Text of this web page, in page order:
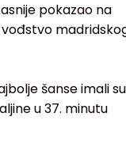
pokazao na
vođstvo
šanse imali su
u 37. minutu